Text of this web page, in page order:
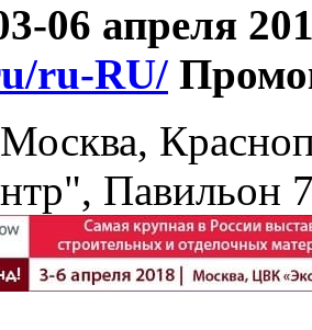
06 апреля
ru-RU/
Павильон